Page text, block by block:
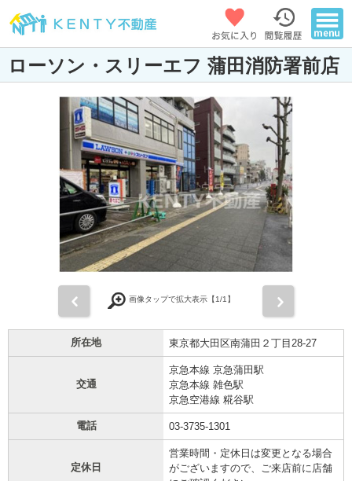
ローソン・スリーエフ 蒲田消防署前店
画像タップで拡大表示【1/1】
所在地 東京都大田区南蒲田２丁目28-27
交通
京急本線 京急蒲田駅
京急本線 雑色駅
京急空港線 糀谷駅
電話 03-3735-1301
定休日
営業時間・定休日は変更となる場合
がございますので、ご来店前に店舗